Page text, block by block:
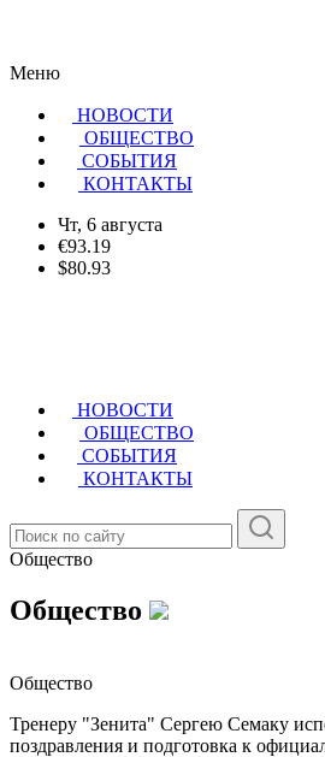
Меню
НОВОСТИ
ОБЩЕСТВО
CОБЫТИЯ
КОНТАКТЫ
Чт, 6 августа
€93.19
$80.93
НОВОСТИ
ОБЩЕСТВО
СОБЫТИЯ
КОНТАКТЫ
Общество
Общество
Общество
Тренеру "Зенита" Сергею Семаку
поздравления и подготовка к